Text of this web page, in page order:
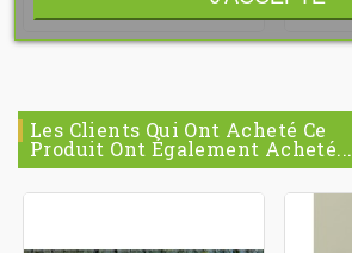
Les Clients Qui Ont Acheté Ce
Produit Ont Également Acheté...